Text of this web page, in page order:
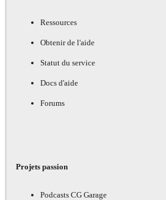
Ressources
Obtenir de l'aide
Statut du service
Docs d'aide
Forums
Projets passion
Podcasts CG Garage